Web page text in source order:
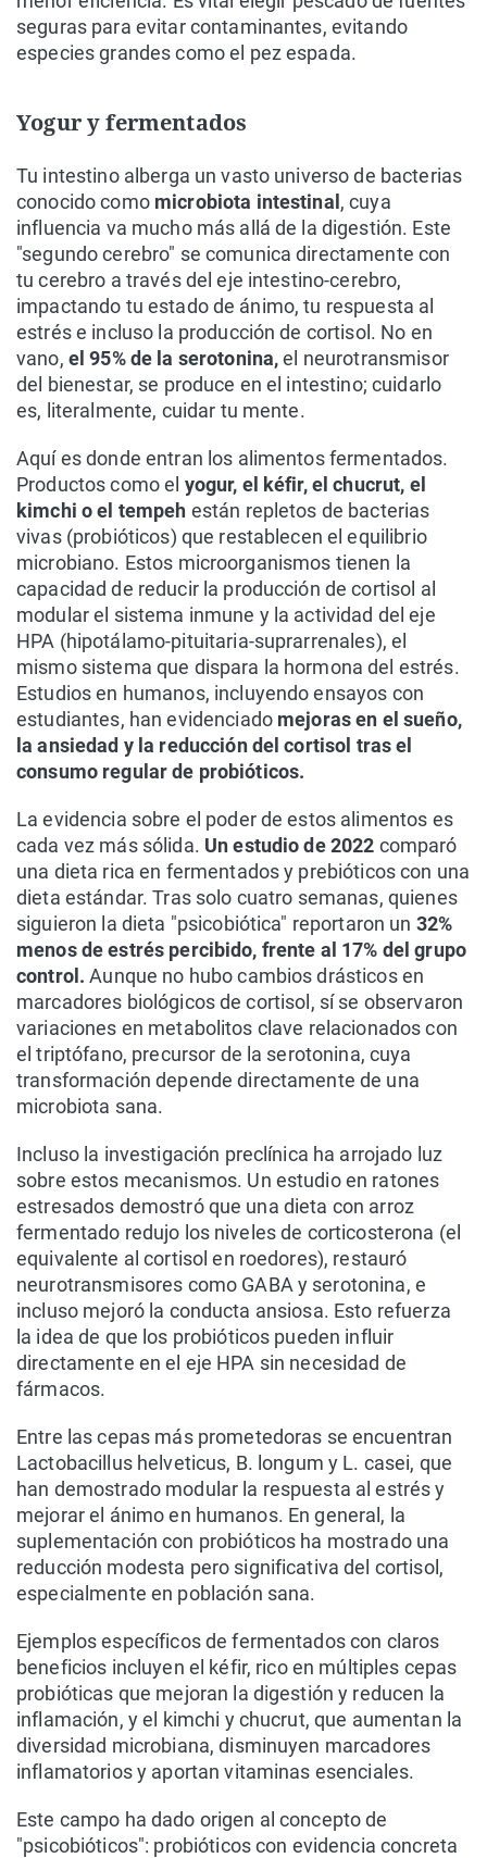
seguras para evitar contaminantes, evitando
especies grandes como el pez espada.
Yogur y fermentados
Tu intestino alberga un vasto universo de bacterias
conocido como microbiota intestinal , cuya
influencia va mucho más allá de la digestión. Este
"segundo cerebro" se comunica directamente con
tu cerebro a través del eje intestino-cerebro,
impactando tu estado de ánimo, tu respuesta al
estrés e incluso la producción de cortisol. No en
vano, el 95% de la serotonina,el neurotransmisor
del bienestar, se produce en el intestino; cuidarlo
es, literalmente, cuidar tu mente.
Aquí es donde entran los alimentos fermentados.
Productos como el yogur, el kéfir, el chucrut, el
kimchi o el tempeh están repletos de bacterias
vivas (probióticos) que restablecen el equilibrio
microbiano. Estos microorganismos tienen la
capacidad de reducir la producción de cortisol al
modular el sistema inmune y la actividad del eje
HPA (hipotálamo-pituitaria-suprarrenales), el
mismo sistema que dispara la hormona del estrés.
Estudios en humanos, incluyendo ensayos con
estudiantes, han evidenciado mejoras en el sueño,
la ansiedad y la reducción del cortisol tras el
consumo regular de probióticos.
La evidencia sobre el poder de estos alimentos es
cada vez más sólida. Un estudio de 2022 comparó
una dieta rica en fermentados y prebióticos con una
dieta estándar. Tras solo cuatro semanas, quienes
siguieron la dieta "psicobiótica" reportaron un 32%
menos de estrés percibido, frente al 17% del grupo
control.Aunque no hubo cambios drásticos en
marcadores biológicos de cortisol, sí se observaron
variaciones en metabolitos clave relacionados con
el triptófano, precursor de la serotonina, cuya
transformación depende directamente de una
microbiota sana.
Incluso la investigación preclínica ha arrojado luz
sobre estos mecanismos. Un estudio en ratones
estresados demostró que una dieta con arroz
fermentado redujo los niveles de corticosterona (el
equivalente al cortisol en roedores), restauró
neurotransmisores como GABA y serotonina, e
incluso mejoró la conducta ansiosa. Esto refuerza
la idea de que los probióticos pueden influir
directamente en el eje HPA sin necesidad de
fármacos.
Entre las cepas más prometedoras se encuentran
Lactobacillus helveticus, B. longum y L. casei, que
han demostrado modular la respuesta al estrés y
mejorar el ánimo en humanos. En general, la
suplementación con probióticos ha mostrado una
reducción modesta pero significativa del cortisol,
especialmente en población sana.
Ejemplos específicos de fermentados con claros
beneficios incluyen el kéfir, rico en múltiples cepas
probióticas que mejoran la digestión y reducen la
inflamación, y el kimchi y chucrut, que aumentan la
diversidad microbiana, disminuyen marcadores
inflamatorios y aportan vitaminas esenciales.
Este campo ha dado origen al concepto de
"psicobióticos": probióticos con evidencia concreta